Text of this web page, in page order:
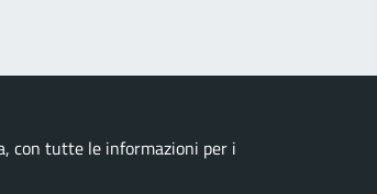
con tutte le informazioni per i